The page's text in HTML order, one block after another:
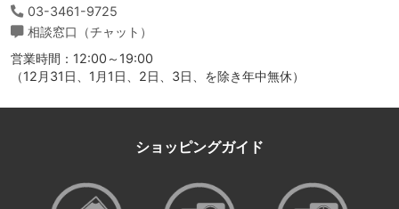
03-3461-9725
相談窓口（チャット）
営業時間：12:00～19:00
（12月31日、1月1日、2日、3日、を除き年中無休）
ショッピングガイド